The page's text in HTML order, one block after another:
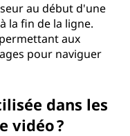
au début d'une
la fin de la ligne.
aux
pour naviguer
dans les
vidéo ?